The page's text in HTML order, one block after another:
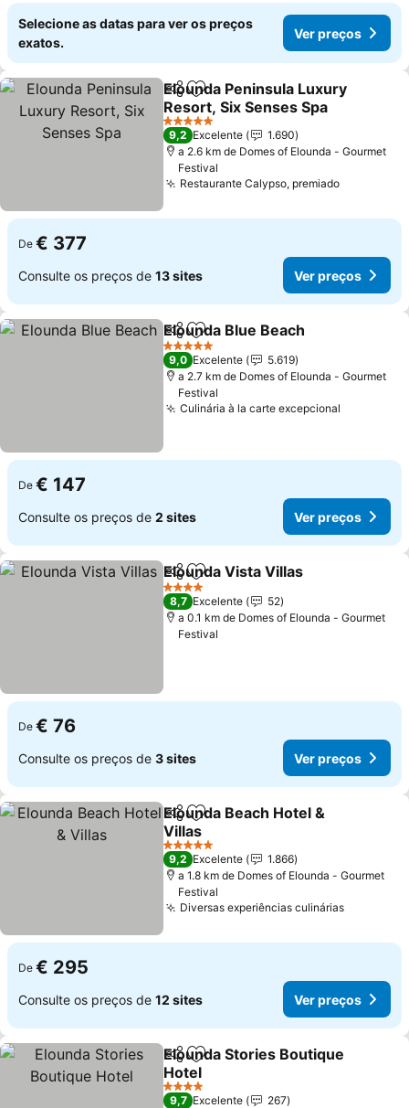
Selecione as datas para ver os preços
exatos.
Ver preços
PartilharAdicionar aos favoritos
Elounda Peninsula Luxury
Resort, Six Senses Spa
Ver preços
5 Estrelas
9,2 Excelente
1.690
a 2.6 km de Domes of Elounda - Gourmet
Festival
Restaurante Calypso, premiadoVer
De € 377
Consulte os preços de 13 sites Ver preços
PartilharAdicionar aos favoritos
Elounda Blue Beach
5 Estrelas
9,0 Excelente
5.619
a 2.7 km de Domes of Elounda - Gourmet
Festival
Culinária à la carte excepcional
De € 147
Consulte os preços de 2 sites Ver preços
PartilharAdicionar aos favoritos
Elounda Vista Villas
4 Estrelas
8,7 Excelente
52
a 0.1 km de Domes of Elounda - Gourmet
Festival
De € 76
Consulte os preços de 3 sites Ver preços
PartilharAdicionar aos favoritos
Elounda Beach Hotel &
Villas
Ver preços
5 Estrelas
9,2 Excelente
1.866
a 1.8 km de Domes of Elounda - Gourmet
Festival
Diversas experiências culináriasVer
De € 295
Consulte os preços de 12 sites Ver preços
PartilharAdicionar aos favoritos
Elounda Stories Boutique
Hotel
Ver preços
4 Estrelas
9,7 Excelente
267